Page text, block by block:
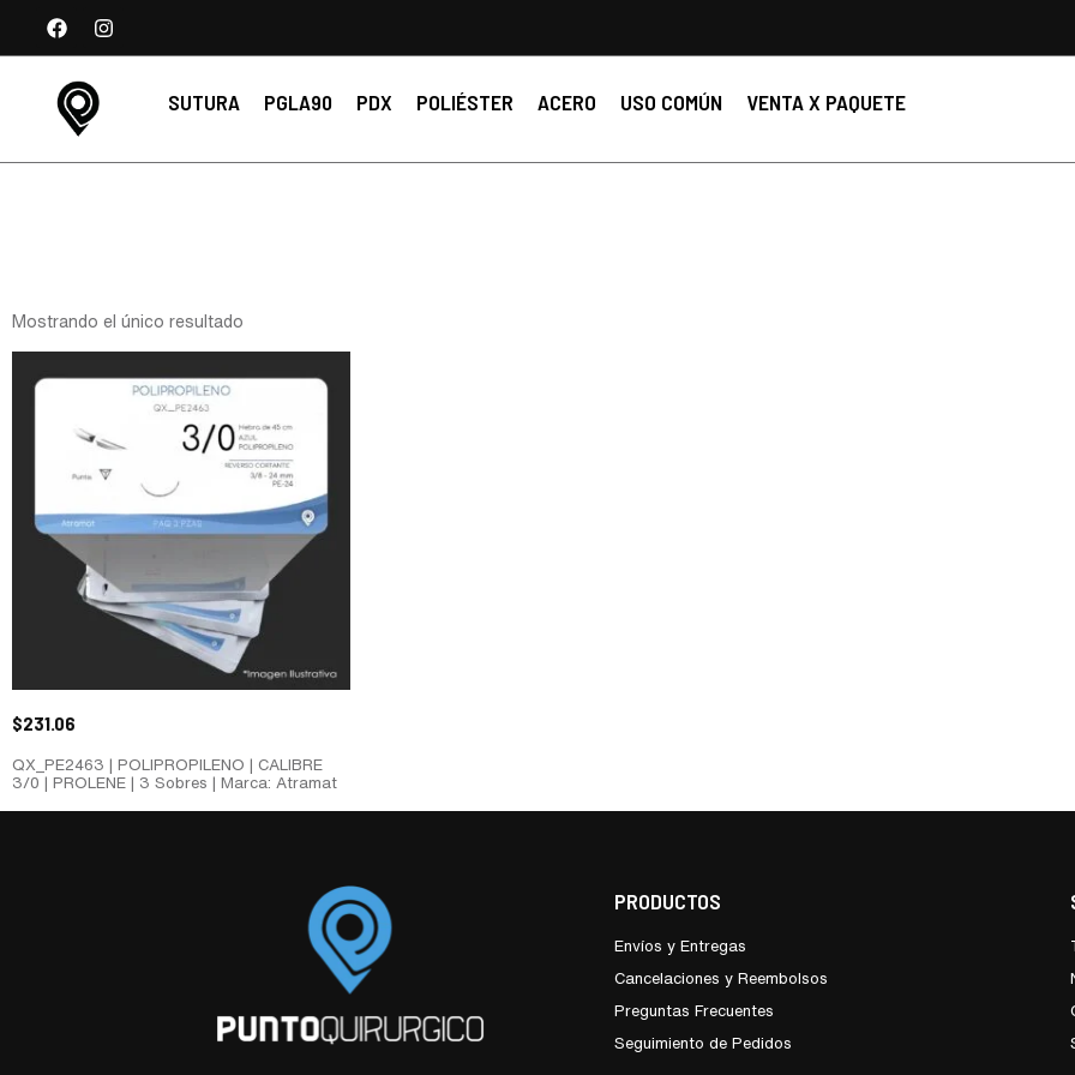
SUTURA PGLA90 PDX POLIÉSTER ACERO USO COMÚN VENTA X PAQUETE
Mostrando el único resultado
$231.06
QX_PE2463 | POLIPROPILENO | CALIBRE
3/0 | PROLENE | 3 Sobres | Marca: Atramat
PRODUCTOS
Envíos y Entregas
Cancelaciones y Reembolsos
Preguntas Frecuentes
Seguimiento de Pedidos